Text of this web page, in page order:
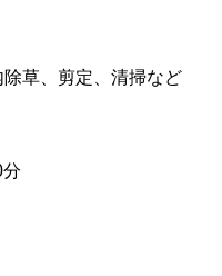
草、剪定、清掃など